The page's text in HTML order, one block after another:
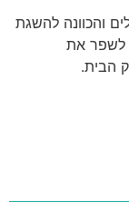
והכוונה להשגת
לשפר את
הבית.